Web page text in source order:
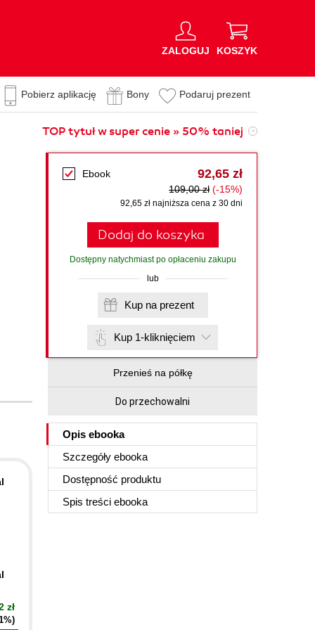
ZALOGUJ KOSZYK
Pobierz aplikację Bony Podaruj prezent
TOP tytuł w super cenie » 50% taniej
Ebook 92,65 zł
109,00 zł (-15%)
92,65 zł najniższa cena z 30 dni
Dodaj do koszyka
Dostępny natychmiast po opłaceniu zakupu
lub
Kup na prezent
Kup 1-kliknięciem
Przenieś na półkę
Do przechowalni
Opis ebooka
Szczegóły ebooka
Dostępność produktu
Spis treści ebooka
zł